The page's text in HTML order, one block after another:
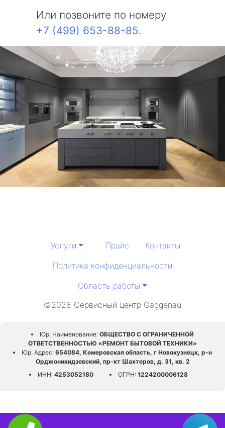
Или позвоните по номеру
+7 (499) 653-88-85.
Услуги Прайс
Контакты
Политика конфиденциальности
Область работы
©2026 Сервисный центр Gaggenau
Юр. Наименование: ОБЩЕСТВО С ОГРАНИЧЕННОЙ
ОТВЕТСТВЕННОСТЬЮ «РЕМОНТ БЫТОВОЙ ТЕХНИКИ»
Юр. Адрес: 654084, Кемеровская область, г Новокузнецк, р-н
Орджоникидзевский, пр-кт Шахтеров, д. 31, кв. 2
ИНН: 4253052180 ОГРН: 1224200006128